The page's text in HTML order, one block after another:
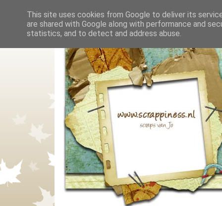
This site uses cookies from Google to deliver its
are shared with Google along with performance and
statistics, and to detect and address abuse.